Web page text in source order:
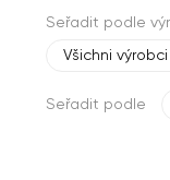
Seřadit podle
Všichni výrobci
Seřadit podle